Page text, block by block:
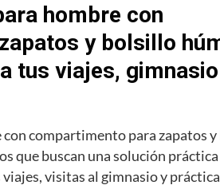
hombre con
y bolsillo
tus viajes,
compartimento para zapatos
que buscan una solución
visitas al gimnasio y